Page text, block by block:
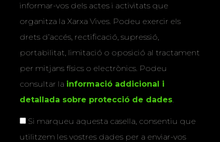
informar-vos dels actes i activitats que
organitza la Xarxa Vives. Podeu exercir els
drets d’accés, rectificació, supressió,
portabilitat, limitació o oposició al tractament
per mitjans físics o electrònics. Podeu
consultar la informació addicional i
detallada sobre protecció de dades
Si marqueu aquesta casella, consentiu que
utilitzem les vostres dades per a enviar-vos